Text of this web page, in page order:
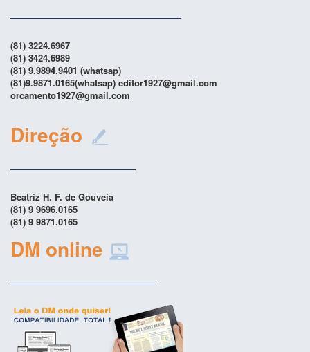
(81) 3224.6967
(81) 3424.6989
(81) 9.9894.9401 (whatsap)
(81)9.9871.0165(whatsap) editor1927@gmail.com
orcamento1927@gmail.com
Direção
Beatriz H. F. de Gouveia
(81) 9 9696.0165
(81) 9 9871.0165
DM online